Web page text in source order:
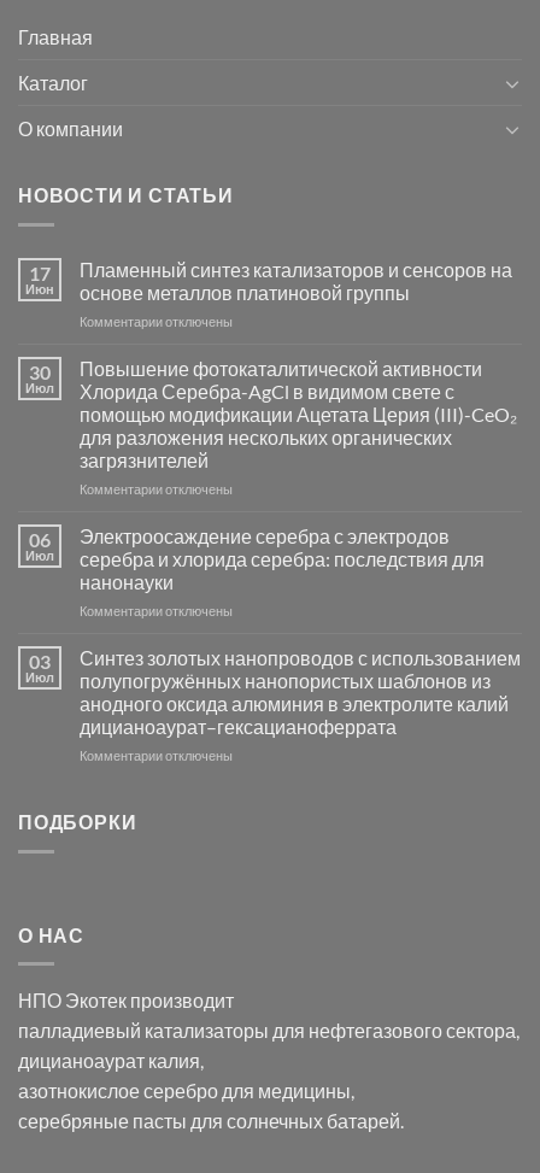
Главная
Каталог
О компании
НОВОСТИ И СТАТЬИ
17
Июн
Пламенный синтез катализаторов и сенсоров на
основе металлов платиновой группы
Комментариик
Пламенный
синтез
катализаторов
и
сенсоров
на
основе
группы
отключены
30
Июл
Повышение фотокаталитической активности
Хлорида Серебра-AgCl в видимом свете с
помощью модификации Ацетата Церия (III)-CeO₂
для разложения нескольких органических
загрязнителей
Комментариик
фотокаталитической
активности
Хлорида
Серебра-
в
видимом
свете
с
помощью
модификации
отключены
06
Июл
Электроосаждение серебра с электродов
серебра и хлорида серебра: последствия для
нанонауки
Комментариик
серебра
с
электродов
серебра
и
отключены
03
Июл
Синтез золотых нанопроводов с использованием
полупогружённых нанопористых шаблонов из
анодного оксида алюминия в электролите калий
дицианоаурат–гексацианоферрата
Комментариик
оксида
в
электролите
калий
дицианоаурат–
гексацианоферрата
отключены
ПОДБОРКИ
О НАС
НПО Экотек производит
палладиевый катализаторы для нефтегазового сектора,
дицианоаурат калия,
азотнокислое серебро для медицины,
серебряные пасты для солнечных батарей.